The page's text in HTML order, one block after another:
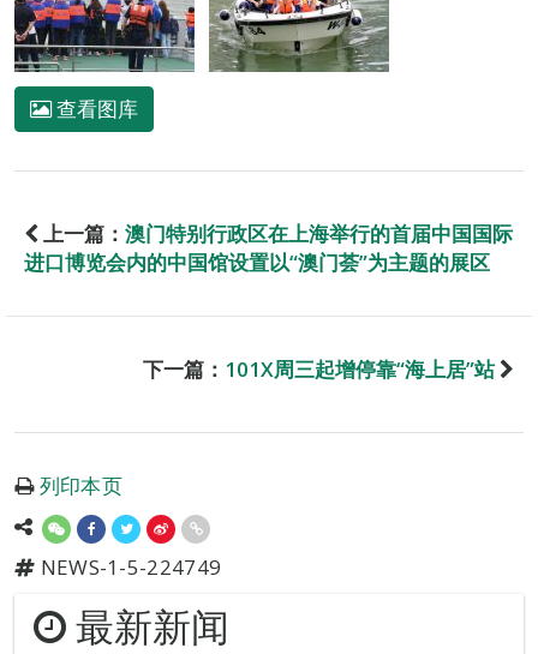
查看图库
上一篇： 澳门特别行政区在上海举行的首届中国国际
进口博览会内的中国馆设置以“澳门荟”为主题的展区
下一篇： 101X周三起增停靠“海上居”站
列印本页
NEWS-1-5-224749
最新新闻